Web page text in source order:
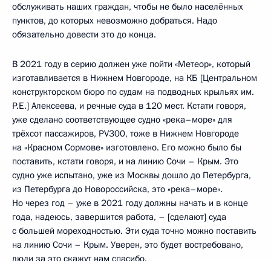
обслуживать наших граждан, чтобы не было населённых
пунктов, до которых невозможно добраться. Надо
обязательно довести это до конца.
В 2021 году в серию должен уже пойти «Метеор», который
изготавливается в Нижнем Новгороде, на КБ [Центральном
конструкторском бюро по судам на подводных крыльях им.
Р.Е.] Алексеева, и речные суда в 120 мест. Кстати говоря,
уже сделано соответствующее судно «река–море» для
трёхсот пассажиров, PV300, тоже в Нижнем Новгороде
на «Красном Сормове» изготовлено. Его можно было бы
поставить, кстати говоря, и на линию Сочи – Крым. Это
судно уже испытано, уже из Москвы дошло до Петербурга,
из Петербурга до Новороссийска, это «река–море».
Но через год – уже в 2021 году должны начать и в конце
года, надеюсь, завершится работа, – [сделают] суда
с большей мореходностью. Эти суда точно можно поставить
на линию Сочи – Крым. Уверен, это будет востребовано,
люди за это скажут нам спасибо.